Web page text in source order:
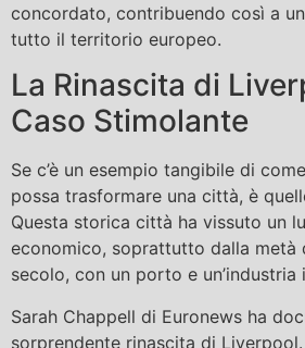
concordato, contribuendo così a
tutto il territorio europeo.
La Rinascita di
Caso Stimolante
Se c’è un esempio tangibile di
possa trasformare una città, è
Questa storica città ha vissuto un
economico, soprattutto dalla metà
secolo, con un porto e
Sarah Chappell di Euronews ha
sorprendente rinascita di